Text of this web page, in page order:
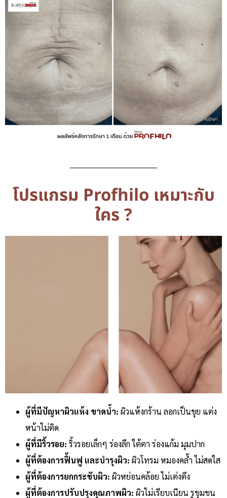
โปรแกรม Profhilo เหมาะกับ
ใคร ?
ผู้ที่มีปัญหาผิวแห้ง ขาดน้ำ: ผิวแห้งกร้าน ลอกเป็นขุย แต่ง
หน้าไม่ติด
ผู้ที่มีริ้วรอย: ริ้วรอยเล็กๆ ร่องลึก ใต้ตา ร่องแก้ม มุมปาก
ผู้ที่ต้องการฟื้นฟู และบำรุงผิว: ผิวโทรม หมองคล้ำ ไม่สดใส
ผู้ที่ต้องการยกกระชับผิว: ผิวหย่อนคล้อย ไม่เต่งตึง
ผู้ที่ต้องการปรับปรุงคุณภาพผิว: ผิวไม่เรียบเนียน รูขุมขน